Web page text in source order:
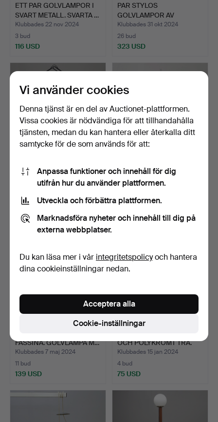
ETT PAR GOLVLAMPOR I
SVART METALL. SVARTA …
Klubbades 22 nov 2024
3 bud
116 USD
PAR STYLOS
GOLVLAMPOR AV
ACHILLE CASTIGLIO…
Klubbades 31 okt 2024
26 bud
323 USD
ANGLEPOISE ”ORIGINAL
1227” GOLVLAMPA I SVA…
Klubbades 28 aug 2024
3 bud
METALLKONST.
JUSTERBAR RÖD
GOLVLAMPA OCH F…
Klubbades 28 aug 2024
3 bud
FASSINA. GOLVLAMPA M…
Klubbades 7 maj 2024
11 bud
139 USD
OCH POLYKROMT TRÄ.
Klubbades 15 jan 2024
4 bud
75 USD
Vi använder cookies
Denna tjänst är en del av Auctionet-plattformen.
Vissa cookies är nödvändiga för att tillhandahålla
tjänsten, medan du kan hantera eller återkalla ditt
samtycke för de som används för att:
Anpassa funktioner och innehåll för dig
utifrån hur du använder plattformen.
Utveckla och förbättra plattformen.
Marknadsföra nyheter och innehåll till dig på
externa webbplatser.
Du kan läsa mer i vår integritetspolicyoch hantera
dina cookieinställningar nedan.
Cookie-inställningar
Acceptera alla